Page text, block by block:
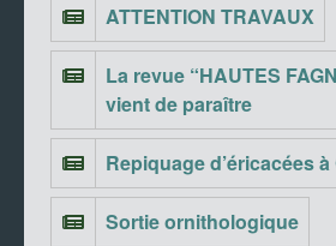
ATTENTION TRAVAUX
La revue “HAUTES
vient de paraître
Repiquage d’éricacées
Sortie ornithologique